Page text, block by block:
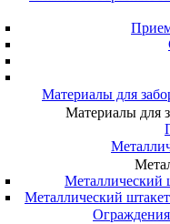
Материалы для
Материалы для
Металлический
Металлический
Ограждения